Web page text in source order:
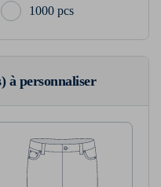
1000 pcs
à personnaliser